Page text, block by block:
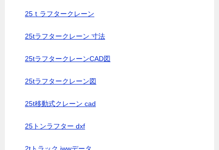
25ｔラフタークレーン
25tラフタークレーン 寸法
25tラフタークレーンCAD図
25tラフタークレーン図
25t移動式クレーン cad
25トンラフター dxf